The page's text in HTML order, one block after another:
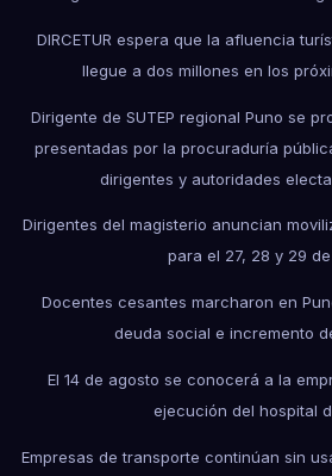
DIRCETUR espera que la afluencia
llegue a dos millones en los
Dirigente de SUTEP regional Puno se
presentadas por la procuraduría
dirigentes y autoridades
Dirigentes del magisterio anuncian
para el 27, 28 y 29
Docentes cesantes marcharon en
deuda social e incremento
El 14 de agosto se conocerá a la
ejecución del hospital
Empresas de transporte continúan sin